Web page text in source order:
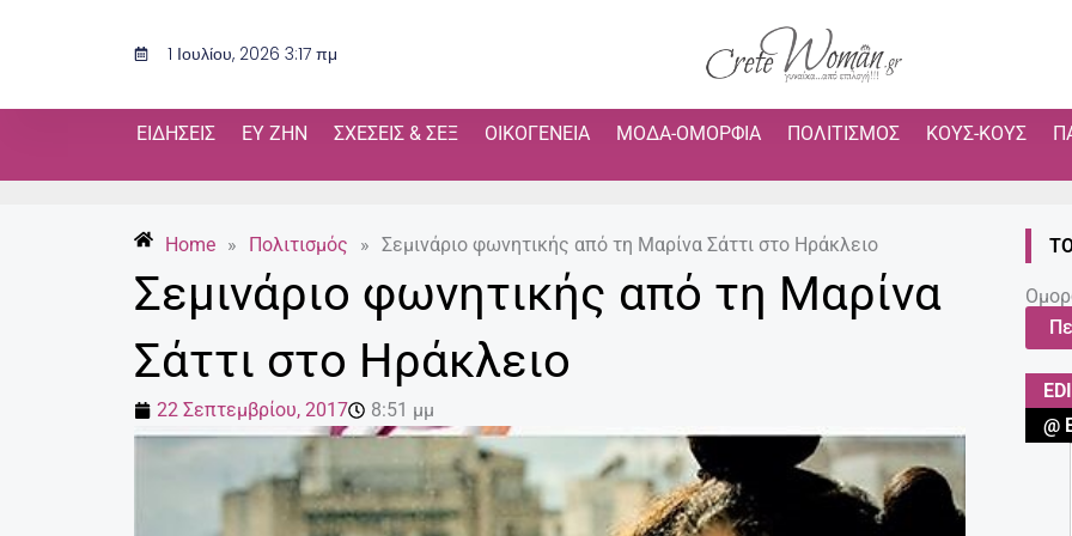
1 Ιουλίου, 2026 3:17 πμ
ΕΙΔΉΣΕΙΣ ΕΥ ΖΗΝ ΣΧΈΣΕΙΣ & ΣΕΞ ΟΙΚΟΓΈΝΕΙΑ ΜΌΔΑ-ΟΜΟΡΦΙΆ ΠΟΛΙΤΙΣΜΌΣ ΚΟΥΣ-ΚΟΥΣ
Home » Πολιτισμός » Σεμινάριο φωνητικής από τη Μαρίνα Σάττι στο Ηράκλειο
Σεμινάριο φωνητικής από τη Μαρίνα
Σάττι στο Ηράκλειο
22 Σεπτεμβρίου, 2017 8:51 μμ
@